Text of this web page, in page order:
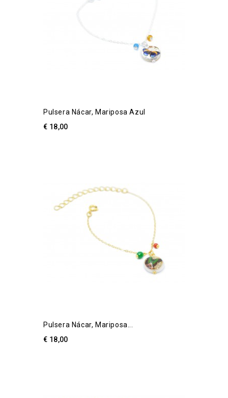
Pulsera Nácar, Mariposa Azul
€ 18,00
Pulsera Nácar, Mariposa...
€ 18,00